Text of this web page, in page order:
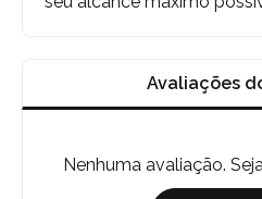
Avaliações
Nenhuma avaliação.